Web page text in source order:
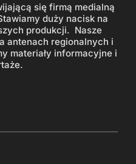
się firmą medialną
duży nacisk na
produkcji. Nasze
antenach regionalnych i
materiały informacyjne i